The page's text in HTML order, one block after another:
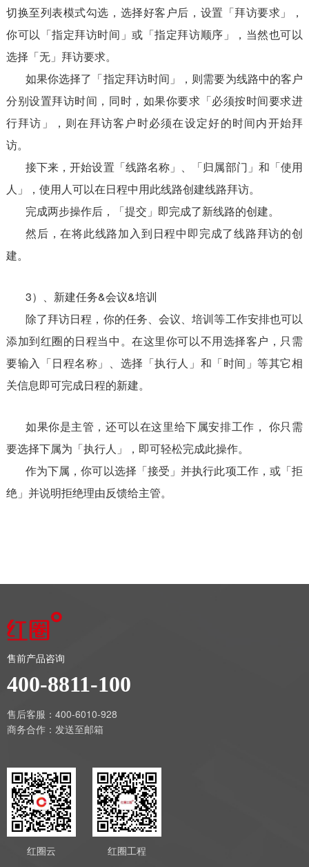
切换至列表模式勾选，选择好客户后，设置「拜访要求」，
你可以「指定拜访时间」或「指定拜访顺序」，当然也可以
选择「无」拜访要求。
如果你选择了「指定拜访时间」，则需要为线路中的客户
分别设置拜访时间，同时，如果你要求「必须按时间要求进
行拜访」，则在拜访客户时必须在设定好的时间内开始拜
访。
接下来，开始设置「线路名称」、「归属部门」和「使用
人」，使用人可以在日程中用此线路创建线路拜访。
完成两步操作后，「提交」即完成了新线路的创建。
然后，在将此线路加入到日程中即完成了线路拜访的创
建。
3）、新建任务&会议&培训
除了拜访日程，你的任务、会议、培训等工作安排也可以
添加到红圈的日程当中。在这里你可以不用选择客户，只需
要输入「日程名称」、选择「执行人」和「时间」等其它相
关信息即可完成日程的新建。
如果你是主管，还可以在这里给下属安排工作， 你只需
要选择下属为「执行人」，即可轻松完成此操作。
作为下属，你可以选择「接受」并执行此项工作，或「拒
绝」并说明拒绝理由反馈给主管。
售前产品咨询
400-8811-100
售后客服：400-6010-928
商务合作： 发送至邮箱
红圈云 红圈工程